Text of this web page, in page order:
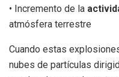
• Incremento de la
atmósfera terrestre
Cuando estas
nubes de partículas